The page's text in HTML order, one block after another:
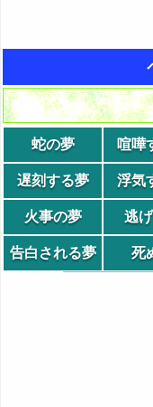
蛇の夢 喧嘩
遅刻する夢 浮気
火事の夢 逃
告白される夢 死